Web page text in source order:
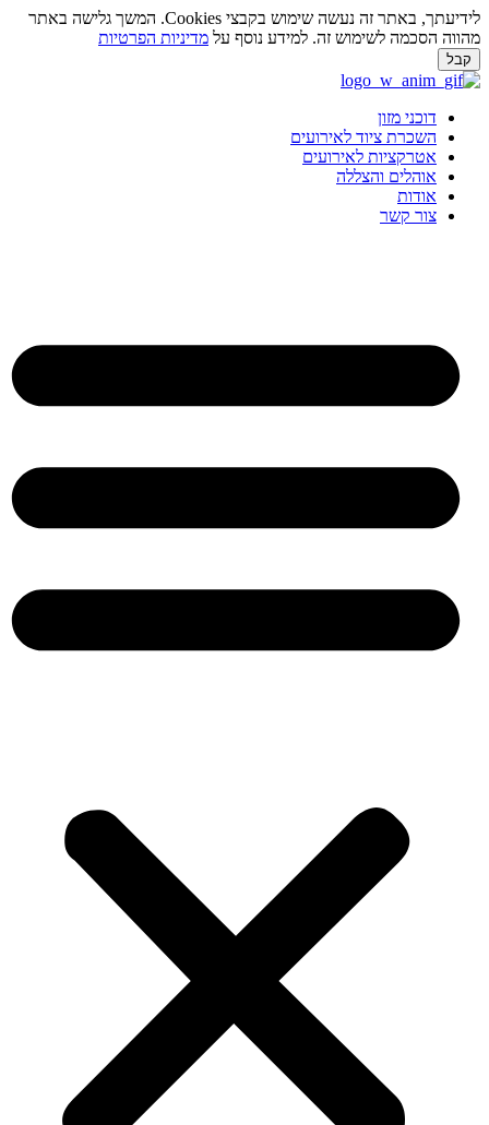
לידיעתך, באתר זה נעשה שימוש בקבצי Cookies. המשך גלישה באתר
מהווה הסכמה לשימוש זה. למידע נוסף עלמדיניות הפרטיות
קבל
דלג
דוכני מזון
השכרת ציוד לאירועים
אטרקציות לאירועים
אוהלים והצללה
אודות
צור קשר